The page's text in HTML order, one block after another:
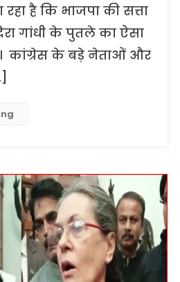
रहा है कि भाजपा की सत्ता
गांधी के पुतले का ऐसा
कांग्रेस के बड़े नेताओं और